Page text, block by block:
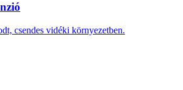
csendes vidéki környezetben.